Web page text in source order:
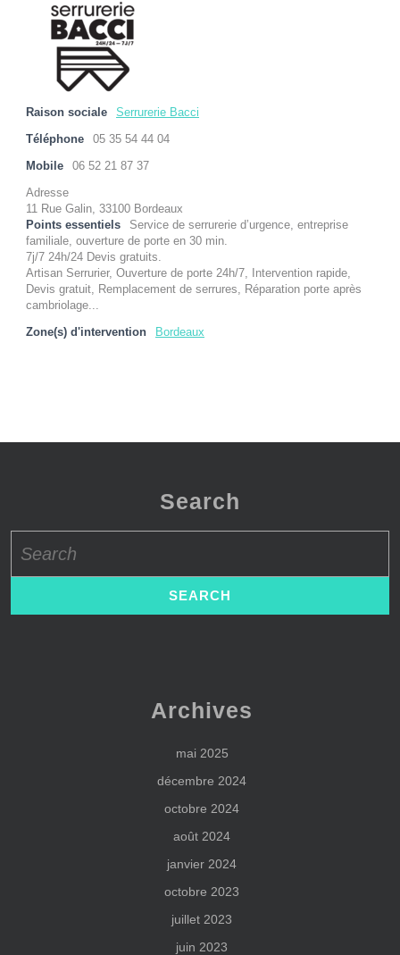
Raison sociale Serrurerie Bacci
Téléphone 05 35 54 44 04
Mobile 06 52 21 87 37
Adresse
11 Rue Galin, 33100 Bordeaux
Points essentiels
Service de serrurerie d’urgence, entreprise
familiale, ouverture de porte en 30 min.
7j/7 24h/24 Devis gratuits.
Artisan Serrurier, Ouverture de porte 24h/7, Intervention rapide,
Devis gratuit, Remplacement de serrures, Réparation porte après
cambriolage...
Zone(s) d'intervention Bordeaux
Search
for:
Archives
mai 2025
décembre 2024
octobre 2024
août 2024
janvier 2024
octobre 2023
juillet 2023
juin 2023